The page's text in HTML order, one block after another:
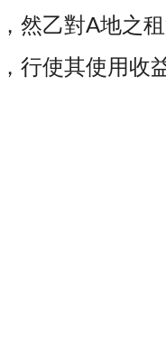
然乙對A地之
行使其使用收